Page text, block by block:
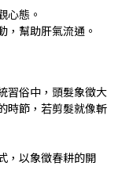
心態。
，幫助肝氣流通。
習俗中，頭髮象徵大
時節，若剪髮就像斬
，以象徵春耕的開